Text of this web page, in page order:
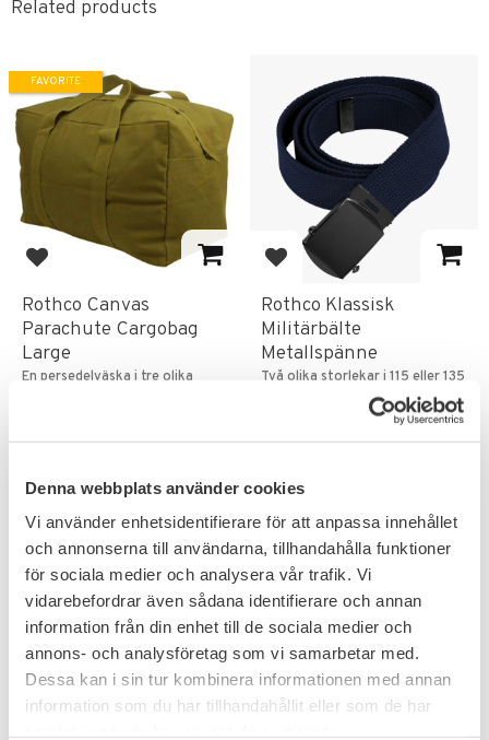
Denna webbplats använder cookies
Vi använder enhetsidentifierare för att anpassa innehållet
och annonserna till användarna, tillhandahålla funktioner
för sociala medier och analysera vår trafik. Vi
vidarebefordrar även sådana identifierare och annan
information från din enhet till de sociala medier och
annons- och analysföretag som vi samarbetar med.
Dessa kan i sin tur kombinera informationen med annan
information som du har tillhandahållit eller som de har
Related products
Add to favorites
Rothco Canvas
Parachute Cargobag
Large
En persedelväska i tre olika
FAVORITE
Add to favorites
Rothco Klassisk
Militärbälte
Metallspänne
Två olika storlekar i 115 eller 135